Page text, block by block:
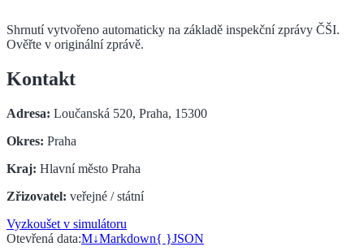
Shrnutí vytvořeno automaticky na základě inspekční zprávy ČŠI.
Ověřte v originální zprávě.
Kontakt
Adresa: Loučanská 520, Praha, 15300
Okres: Praha
Kraj: Hlavní město Praha
Zřizovatel: veřejné / státní
Vyzkoušet v simulátoru
Otevřená data:M↓Markdown{ }JSON